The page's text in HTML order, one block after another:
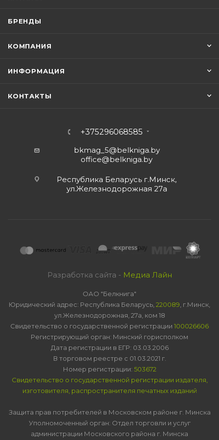
БРЕНДЫ
КОМПАНИЯ
ИНФОРМАЦИЯ
КОНТАКТЫ
+375296068585
bkmag_5@belkniga.by
office@belkniga.by
Республика Беларусь г.Минск,
ул.Железнодорожная 27а
Разработка сайта - Медиа Лайн
ОАО "Белкнига"
Юридический адрес: Республика Беларусь, 220089 , г.Минск,
ул.Железнодорожная, 27а, ком 18
Свидетельство о государственной регистрации 100026606
Регистрирующий орган: Минский горисполком
Дата регистрации в ЕГР: 03.03.2006
В торговом реестре с 01.03.2021 г.
Номер регистрации: 503672
Свидетельство о государственной регистрации издателя,
изготовителя, распространителя печатных изданий
Защита прав потребителей в Московском районе г. Минска
Уполномоченный орган: Отдел торговли и услуг
администрации Московского района г. Минска